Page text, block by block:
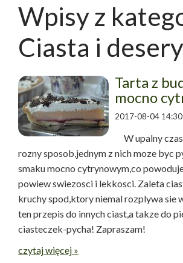
Wpisy z
Ciasta i desery
Tarta z
mocno
2017-08-04
W upalny
rozny sposob,jednym z nich moze byc
smaku mocno cytrynowym,co
powiew swiezosci i lekkosci. Zaleta
kruchy spod,ktory niemal rozplywa sie
ten przepis do innych ciast,a takze do
ciasteczek-pycha!
czytaj więcej »